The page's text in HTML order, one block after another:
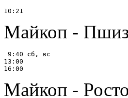
Майкоп -
9:40 сб, вс
13:00
Майкоп -